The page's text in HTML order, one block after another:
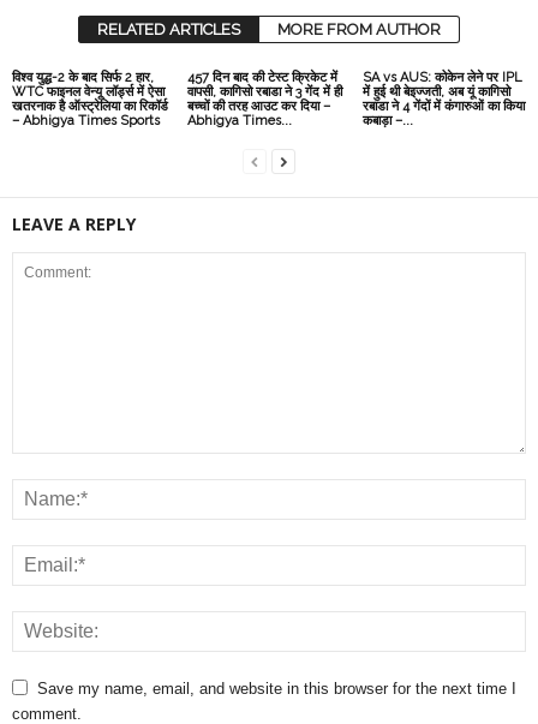
RELATED ARTICLES MORE FROM AUTHOR
विश्व युद्ध-2 के बाद सिर्फ 2 हार,
WTC फाइनल वेन्यू लॉर्ड्स में ऐसा
खतरनाक है ऑस्ट्रेलिया का रिकॉर्ड
– Abhigya Times Sports
457 दिन बाद की टेस्ट क्रिकेट में
वापसी, कागिसो रबाडा ने 3 गेंद में ही
बच्चों की तरह आउट कर दिया –
Abhigya Times...
SA vs AUS: कोकेन लेने पर IPL
में हुई थी बेइज्जती, अब यूं कागिसो
रबाडा ने 4 गेंदों में कंगारुओं का किया
कबाड़ा –...
LEAVE A REPLY
Save my name, email, and website in this browser for the next time I
comment.